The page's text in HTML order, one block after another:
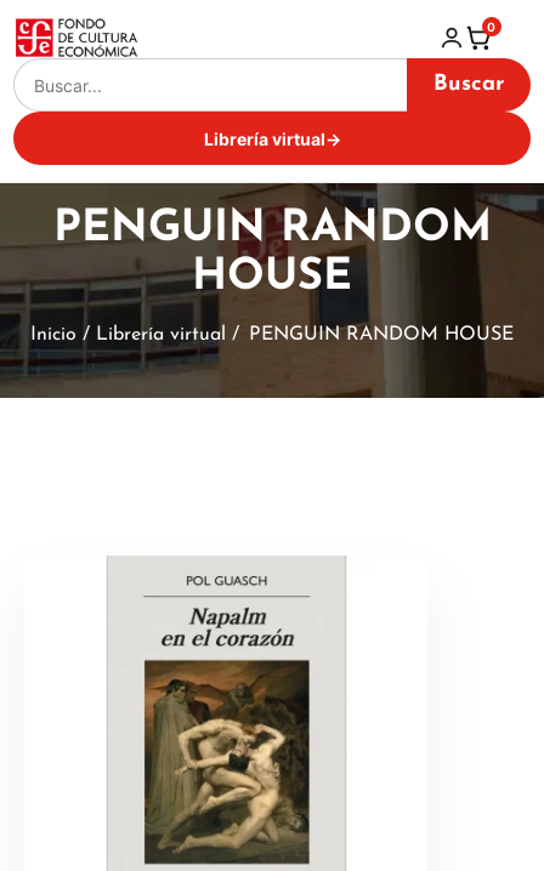
Buscar
Librería virtual→
0
PENGUIN RANDOM
HOUSE
Inicio / Librería virtual / PENGUIN RANDOM HOUSE